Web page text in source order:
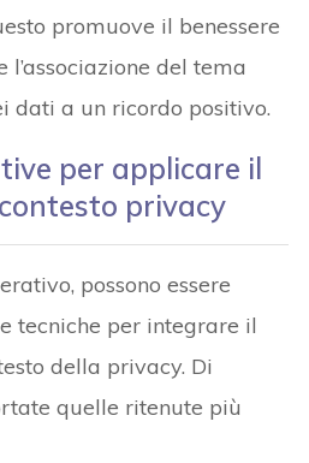
promuove il benessere
del tema
dati a un ricordo positivo.
per applicare il
privacy
possono essere
tecniche per integrare il
della privacy. Di
quelle ritenute più